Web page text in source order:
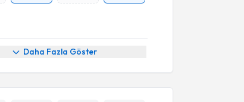
Daha Fazla Göster